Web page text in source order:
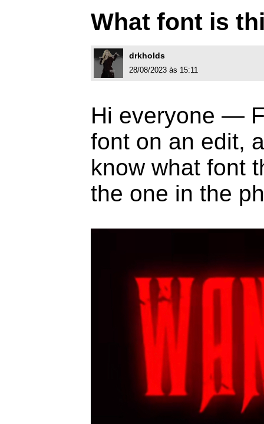
What font is
drkholds
28/08/2023 às 15:11
Hi everyone —
font on an edit,
know what font
the one in the